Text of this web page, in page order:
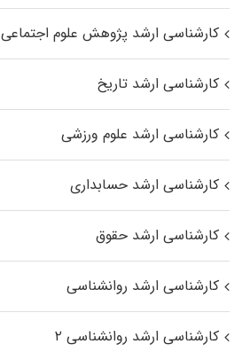
کارشناسی ارشد پژوهش علوم اجتماعی
کارشناسی ارشد تاریخ
کارشناسی ارشد علوم ورزشی
کارشناسی ارشد حسابداری
کارشناسی ارشد حقوق
کارشناسی ارشد روانشناسی
کارشناسی ارشد روانشناسی ۲